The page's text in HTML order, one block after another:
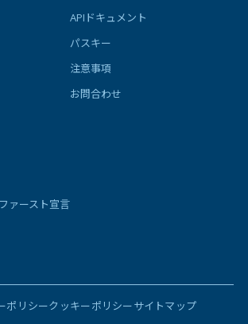
APIドキュメント
パスキー
注意事項
お問合わせ
ァースト宣言
ポリシークッキーポリシーサイトマップ